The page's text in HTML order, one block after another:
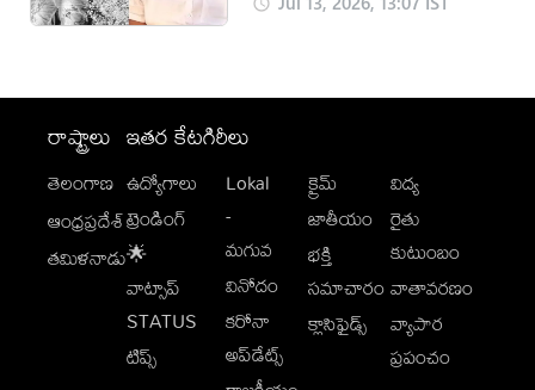
రాష్ట్రాలు
తెలంగాణ
ఆంధ్రప్రదేశ్
తమిళనాడు
ఇతర కేటగిరీలు
ఉద్యోగాలు
ట్రెండింగ్
🌟
వాట్సాప్
STATUS
టిప్స్
Lokal
-
మగువ
వినోదం
కరోనా
అప్‌డేట్స్
క్రైమ్
జాతీయం
భక్తి
సమాచారం
క్లాసిఫైడ్స్
విద్య
రైతు
కుటుంబం
వాతావరణం
వ్యాపార
ప్రపంచం